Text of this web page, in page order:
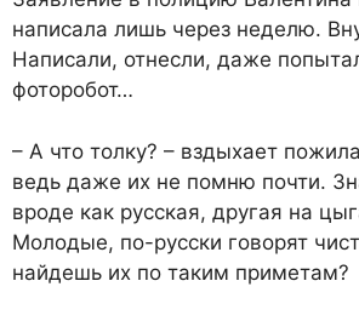
написала лишь через неделю.
Написали, отнесли, даже
фоторобот…
– А что толку? – вздыхает
ведь даже их не помню почти.
вроде как русская, другая на
Молодые, по-русски говорят
найдешь их по таким приметам?